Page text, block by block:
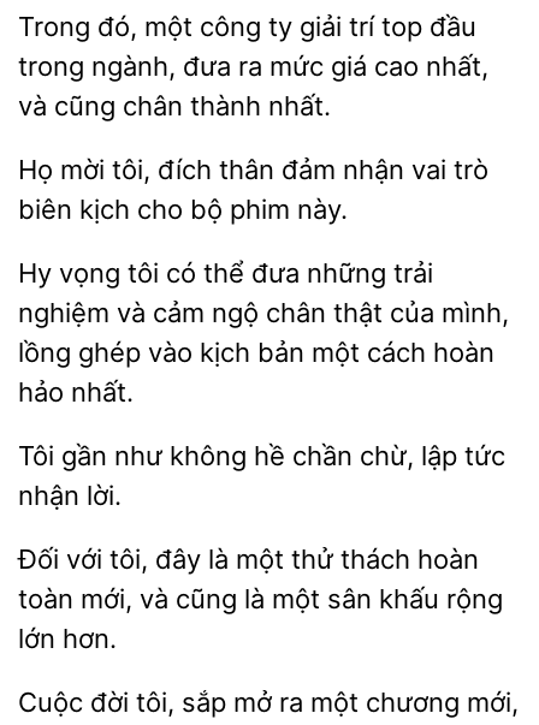
Trong
một công ty giải trí top đầu
trong ngành, đưa ra
giá cao nhất,
và cũng chân thành
Họ mời tôi, đích
đảm nhận vai trò
kịch
bộ phim này.
Hy vọng tôi có
đưa những trải
nghiệm
cảm ngộ chân
của mình,
lồng ghép vào kịch bản một cách hoàn
hảo nhất.
Tôi gần như không hề chần
lập
lời.
Đối với tôi, đây một
thách hoàn
toàn mới, và cũng là một sân khấu rộng
lớn
Cuộc đời sắp mở ra
chương mới,